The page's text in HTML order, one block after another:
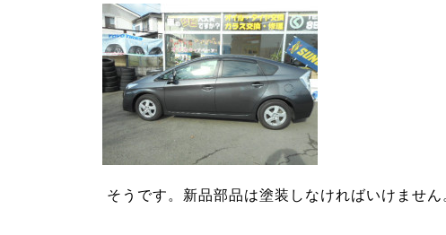
そうです。新品部品は塗装しなければいけません